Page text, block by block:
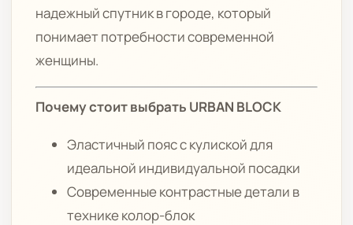
надежный спутник в городе, который
понимает потребности современной
женщины.
Почему стоит выбрать URBAN BLOCK
Эластичный пояс с кулиской для
идеальной индивидуальной посадки
Современные контрастные детали в
технике колор-блок